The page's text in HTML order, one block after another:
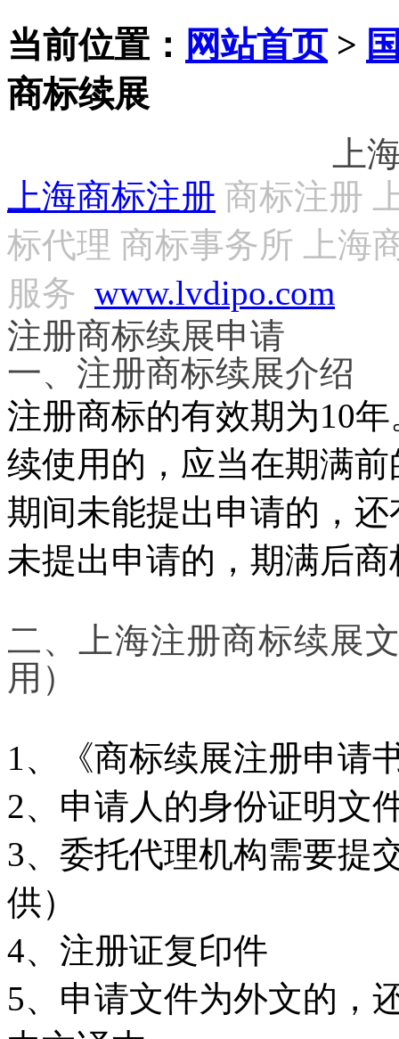
当前位置： 网站首页>
商标续展
上
上海商标注册 商标注册
标代理 商标事务所 上海
服务 www.lvdipo.com
注册商标续展申请
一、 注册商标续展介绍
注册商标的有效期为10年
续使用的，应当在期满前
期间未能提出申请的，还
未提出申请的，期满后
二、上海注册商标续展
用）
1、《商标续展注册申请
2、申请人的身份证明文
3、委托代理机构需要提
供）
4、注册证复印件
5、申请文件为外文的，